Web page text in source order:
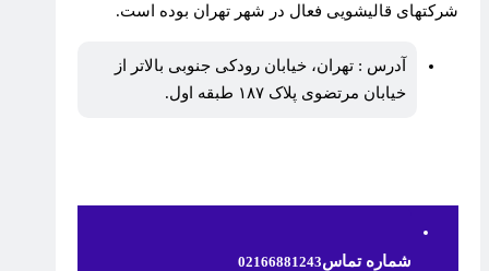
شرکتهای قالیشویی فعال در شهر تهران بوده است.
آدرس : تهران، خیابان رودکی جنوبی بالاتر از
خیابان مرتضوی پلاک ۱۸۷ طبقه اول.
شماره تماس02166881243